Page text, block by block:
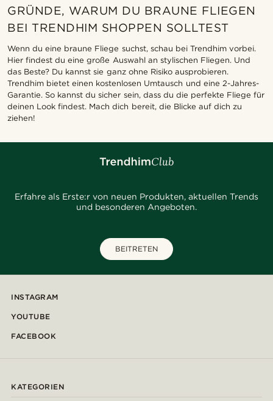
GRÜNDE, WARUM DU BRAUNE FLIEGEN
BEI TRENDHIM SHOPPEN SOLLTEST
Wenn du eine braune Fliege suchst, schau bei Trendhim vorbei.
Hier findest du eine große Auswahl an stylischen Fliegen. Und
das Beste? Du kannst sie ganz ohne Risiko ausprobieren.
Trendhim bietet einen kostenlosen Umtausch und eine 2-Jahres-
Garantie. So kannst du sicher sein, dass du die perfekte Fliege für
deinen Look findest. Mach dich bereit, die Blicke auf dich zu
ziehen!
Erfahre als Erste:r von neuen Produkten, aktuellen Trends
und besonderen Angeboten.
BEITRETEN
INSTAGRAM
YOUTUBE
FACEBOOK
KATEGORIEN